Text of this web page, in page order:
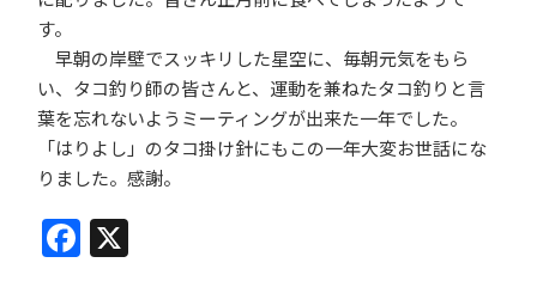
す。
早朝の岸壁でスッキリした星空に、毎朝元気をもら
い、タコ釣り師の皆さんと、運動を兼ねたタコ釣りと言
葉を忘れないようミーティングが出来た一年でした。
「はりよし」のタコ掛け針にもこの一年大変お世話にな
りました。感謝。
Facebook